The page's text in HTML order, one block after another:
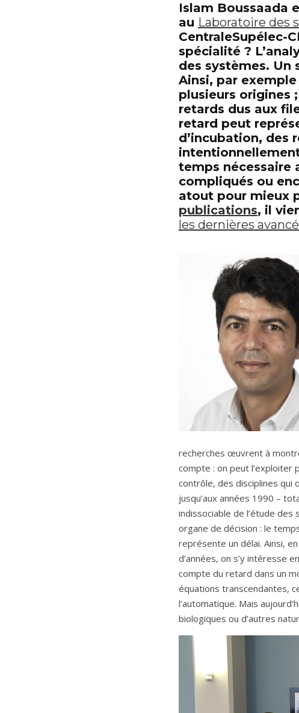
Islam Boussaada
au Laboratoire des
CentraleSupélec-
spécialité ?
des systèmes. Un
Ainsi, par
plusieurs origines
retards dus aux
retard peut
d’incubation, des
temps nécessaire
compliqués ou
atout pour mieux
publications, il
les dernières
recherches œuvrent à
compte : on peut l’exploiter
contrôle, des disciplines qui
jusqu’aux années 1990 –
indissociable de l’étude
organe de décision : le
représente un délai. Ainsi,
d’années, on s’y intéresse
compte du retard dans un
équations transcendantes,
l’automatique. Mais
biologiques ou d’autres